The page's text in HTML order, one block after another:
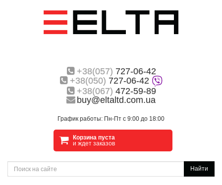
+38(057) 727-06-42
+38(050) 727-06-42
+38(067) 472-59-89
buy@eltaltd.com.ua
График работы: Пн-Пт с 9:00 до 18:00
Корзина пуста
и ждет заказов
Найти